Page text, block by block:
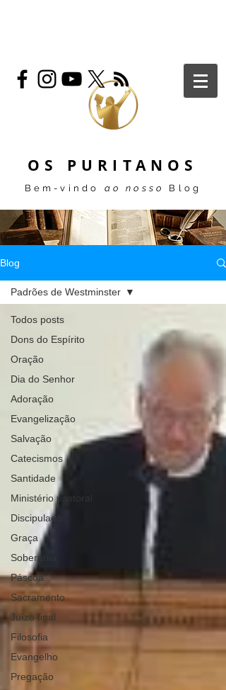
OS PURITANOS
Bem-vindo ao nosso Blog
Blog
Todos posts
Dons do Espírito
Oração
Dia do Senhor
Adoração
Evangelização
Salvação
Catecismos
Santidade
Ministério pastoral
Discipulado
Graça
Soberania
Páscoa
Sacramento
Juízo final
Filosofia
Evangelho
Pregação
Padrões de Westminster